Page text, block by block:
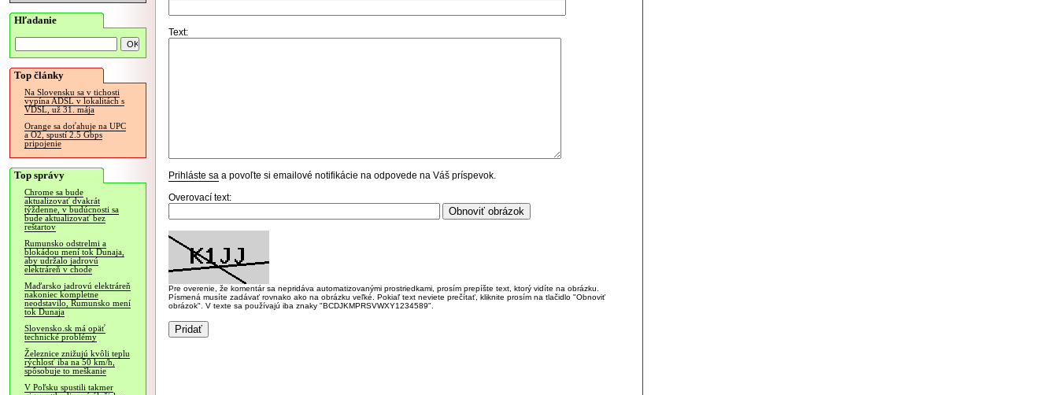
Hľadanie
Top články
Na Slovensku sa v tichosti
vypína ADSL v lokalitách s
VDSL, už 31. mája
Orange sa doťahuje na UPC
a O2, spustí 2.5 Gbps
pripojenie
Top správy
Chrome sa bude
aktualizovať dvakrát
týždenne, v budúcnosti sa
bude aktualizovať bez
reštartov
Rumunsko odstrelmi a
blokádou mení tok Dunaja,
aby udržalo jadrovú
elektráreň v chode
Maďarsko jadrovú elektráreň
nakoniec kompletne
neodstavilo, Rumunsko mení
tok Dunaja
Slovensko.sk má opäť
technické problémy
Železnice znižujú kvôli teplu
rýchlosť iba na 50 km/h,
spôsobuje to meškanie
V Poľsku spustili takmer
Text:
Prihláste sa a povoľte si emailové notifikácie na odpovede na Váš príspevok.
Overovací text:
Pre overenie, že komentár sa nepridáva automatizovanými prostriedkami, prosím prepíšte text, ktorý vidíte na obrázku.
Písmená musíte zadávať rovnako ako na obrázku veľké. Pokiaľ text neviete prečítať, kliknite prosím na tlačidlo "Obnoviť
obrázok". V texte sa používajú iba znaky "BCDJKMPRSVWXY1234589".